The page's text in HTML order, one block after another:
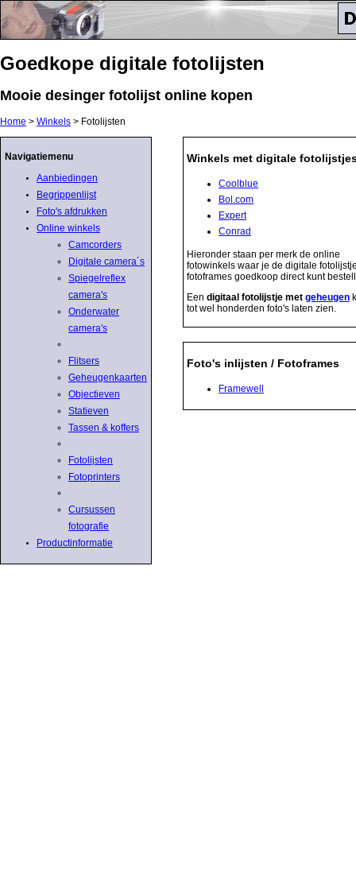
Goedkope digitale fotolijsten
Mooie desinger fotolijst online kopen
Home > Winkels > Fotolijsten
Navigatiemenu
Aanbiedingen
Begrippenlijst
Foto's afdrukken
Online winkels
Camcorders
Digitale camera´s
Spiegelreflex
camera's
Onderwater
camera's
Flitsers
Geheugenkaarten
Objectieven
Statieven
Tassen & koffers
Fotolijsten
Fotoprinters
Cursussen
fotografie
Productinformatie
Winkels met digitale
Coolblue
Bol.com
Expert
Conrad
Hieronder staan per merk de online
fotowinkels waar je de digitale
fotoframes goedkoop direct kunt
Een digitaal fotolijstje met geheugen
tot wel honderden foto's laten zien.
Foto's inlijsten / Fotoframes
Framewell